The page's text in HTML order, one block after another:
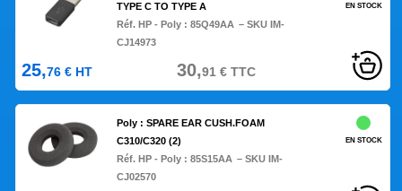
TYPE C TO TYPE A
Réf. HP - Poly :85Q49AA – SKU IM-
CJ14973
EN STOCK
25,76 € HT 30,91 €TTC
Poly : SPARE EAR CUSH.FOAM
C310/C320 (2)
Réf. HP - Poly :85S15AA – SKU IM-
CJ02570
EN STOCK